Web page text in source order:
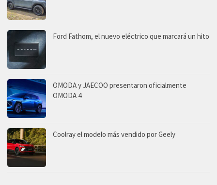
Ford Fathom, el nuevo eléctrico que marcará un hito
OMODA y JAECOO presentaron oficialmente
OMODA 4
Coolray el modelo más vendido por Geely